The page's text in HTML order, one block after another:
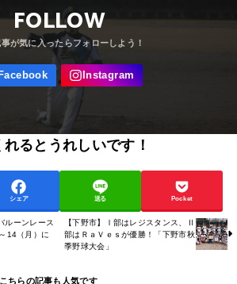
FOLLOW
るとうれしいです！
シェア 送る Pocket
ルーンレース
14（月）に
【下野市】Ⅰ部はレジスタンス、Ⅱ
部はＲａＶｅｓが優勝！「下野市秋
季野球大会」